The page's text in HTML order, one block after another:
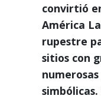
convirtió
América
rupestre
sitios con